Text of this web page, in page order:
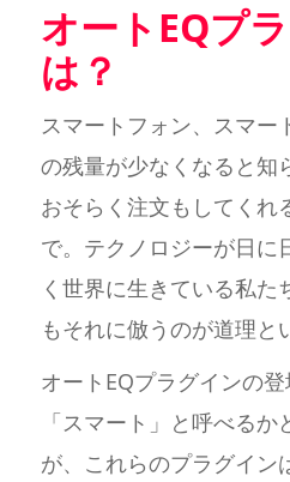
オートEQプ
は？
スマートフォン、スマー
の残量が少なくなると知
おそらく注文もしてくれ
で。テクノロジーが日に
く世界に生きている私た
もそれに倣うのが道理と
オートEQプラグインの
「スマート」と呼べる
が、これらのプラグイン